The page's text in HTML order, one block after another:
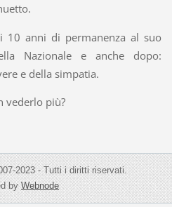
10 anni di permanenza al suo
Nazionale e anche dopo:
e della simpatia.
vederlo più?
2023 - Tutti i diritti riservati.
byWebnode